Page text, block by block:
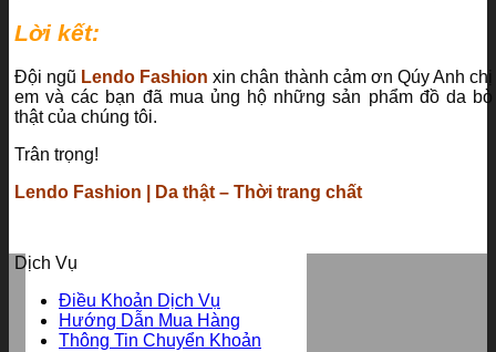
Lời kết:
Đội ngũ Lendo Fashion xin chân thành cảm ơn Qúy Anh chị
em và các bạn đã mua ủng hộ những sản phẩm đồ da bò
thật của chúng tôi.
Trân trọng!
Lendo Fashion | Da thật – Thời trang chất
Dịch Vụ
Điều Khoản Dịch Vụ
Hướng Dẫn Mua Hàng
Thông Tin Chuyển Khoản